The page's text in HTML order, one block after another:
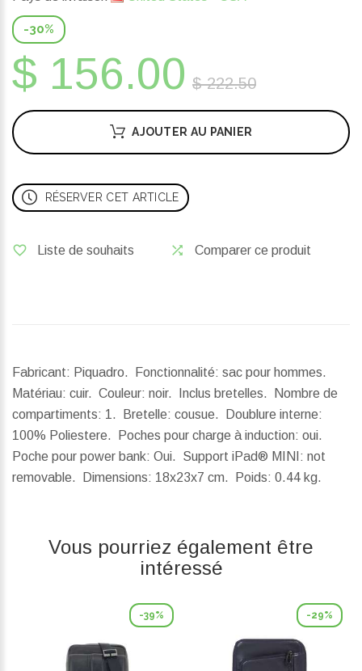
-30%
$ 156.00 $ 222.50
AJOUTER AU PANIER
RÉSERVER CET ARTICLE
Liste de souhaits Comparer ce produit
Fabricant: Piquadro. Fonctionnalité: sac pour hommes.
Matériau: cuir. Couleur: noir. Inclus bretelles. Nombre de
compartiments: 1. Bretelle: cousue. Doublure interne:
100% Poliestere. Poches pour charge à induction: oui.
Poche pour power bank: Oui. Support iPad® MINI: not
removable.
Dimensions: 18x23x7 cm. Poids: 0.44 kg.
Vous pourriez également être
intéressé
-39% -29%